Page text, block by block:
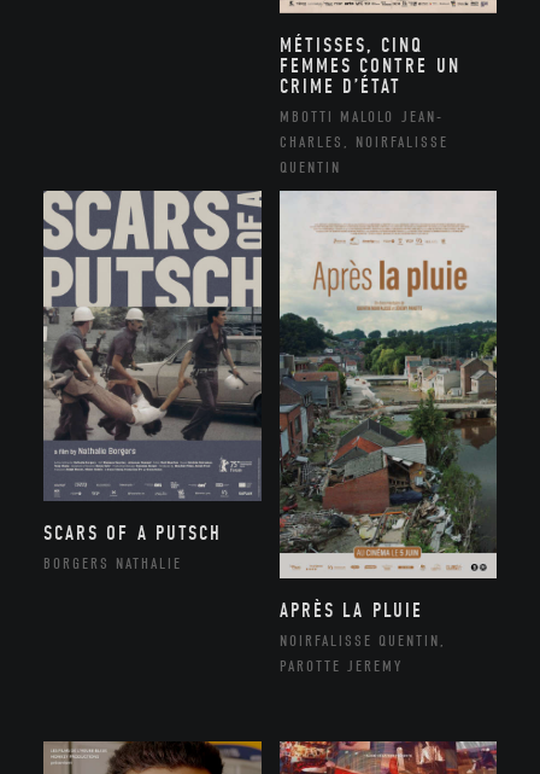
MÉTISSES, CINQ
FEMMES CONTRE UN
CRIME D’ÉTAT
MBOTTI MALOLO JEAN-
CHARLES, NOIRFALISSE
QUENTIN
SCARS OF A PUTSCH
BORGERS NATHALIE
APRÈS LA PLUIE
NOIRFALISSE QUENTIN,
PAROTTE JEREMY